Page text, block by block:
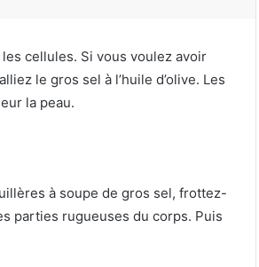
cellules. Si vous voulez avoir
le gros sel à l’huile d’olive. Les
la peau.
à soupe de gros sel, frottez-
parties rugueuses du corps. Puis